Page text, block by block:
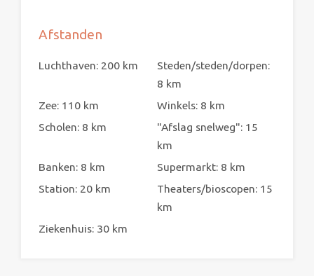
Afstanden
Luchthaven: 200 km
Steden/steden/dorpen:
8 km
Zee: 110 km
Winkels: 8 km
Scholen: 8 km
"Afslag snelweg": 15
km
Banken: 8 km
Supermarkt: 8 km
Station: 20 km
Theaters/bioscopen: 15
km
Ziekenhuis: 30 km